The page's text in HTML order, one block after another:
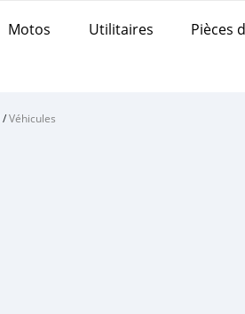
Motos Utilitaires Pièces
/Véhicules